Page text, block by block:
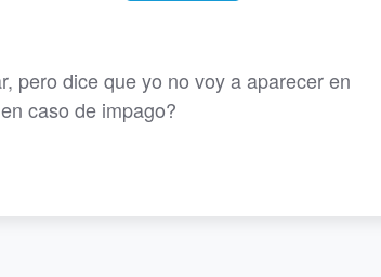
pero dice que yo no voy a aparecer en
caso de impago?